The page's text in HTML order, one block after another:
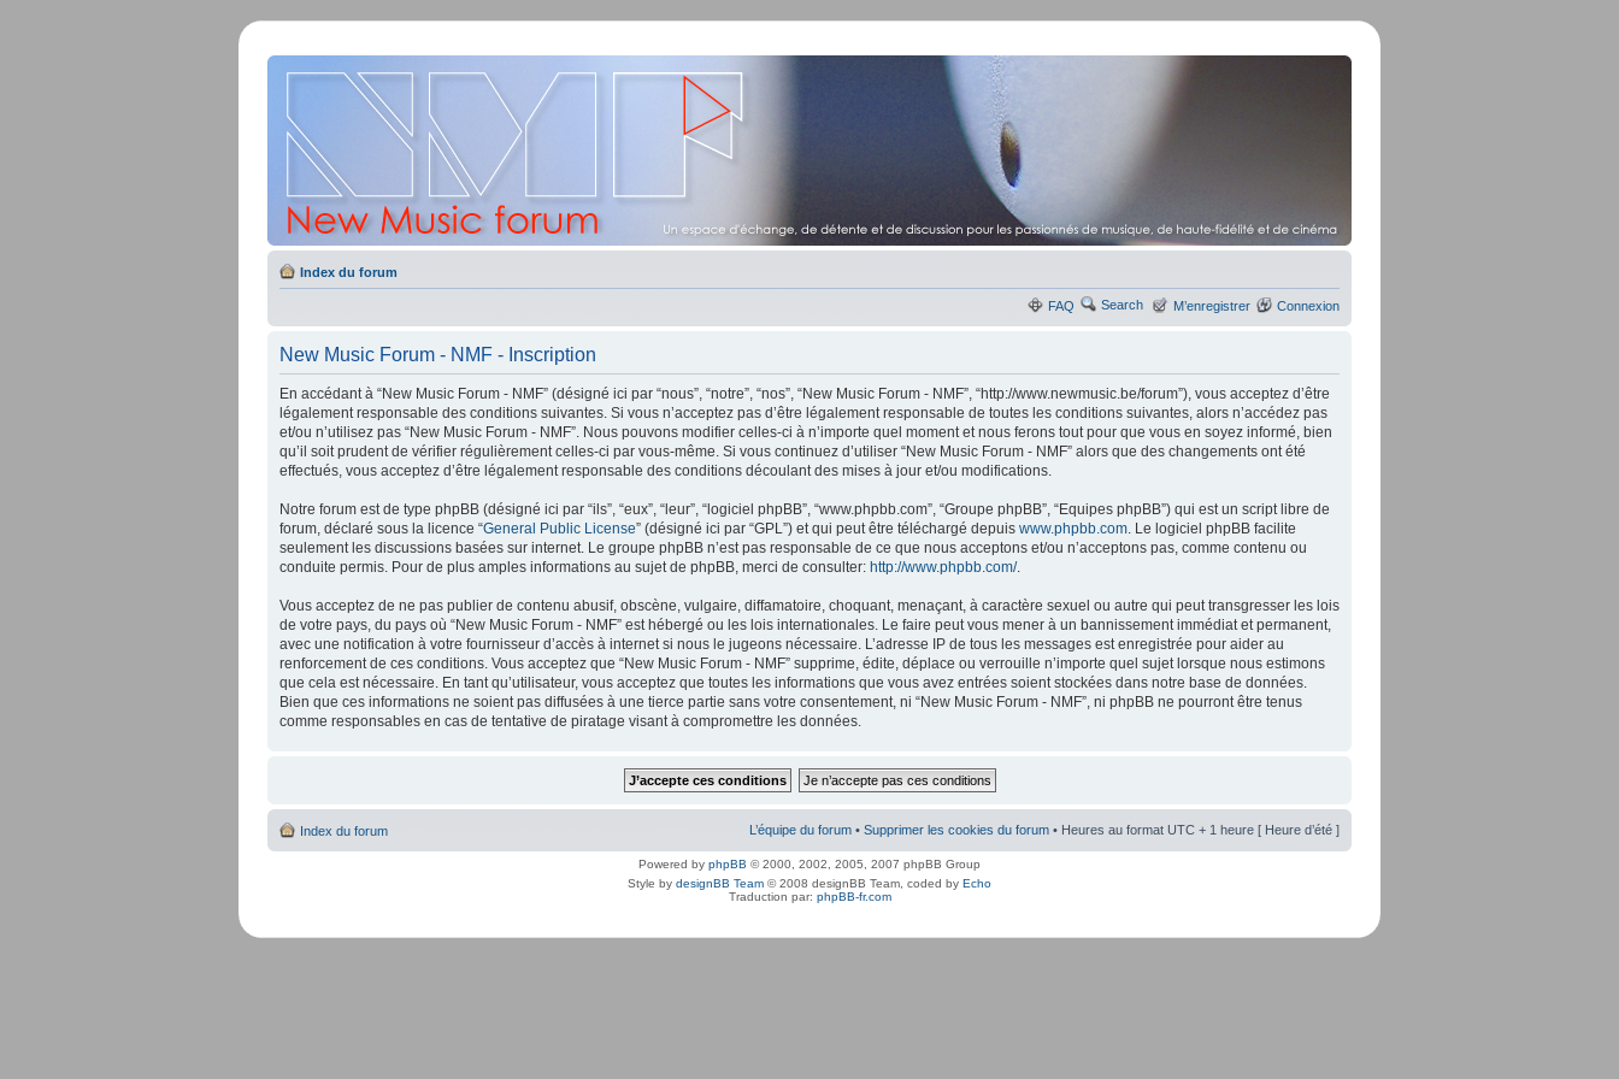
Index du forum
FAQ Search M’enregistrer Connexion
New Music Forum - NMF - Inscription
En accédant à “New Music Forum - NMF” (désigné ici par “nous”, “notre”, “nos”, “New Music Forum - NMF”, “http://www.newmusic.be/forum”), vous acceptez d’être
légalement responsable des conditions suivantes. Si vous n’acceptez pas d’être légalement responsable de toutes les conditions suivantes, alors n’accédez pas
et/ou n’utilisez pas “New Music Forum - NMF”. Nous pouvons modifier celles-ci à n’importe quel moment et nous ferons tout pour que vous en soyez informé, bien
qu’il soit prudent de vérifier régulièrement celles-ci par vous-même. Si vous continuez d’utiliser “New Music Forum - NMF” alors que des changements ont été
effectués, vous acceptez d’être légalement responsable des conditions découlant des mises à jour et/ou modifications.
Notre forum est de type phpBB (désigné ici par “ils”, “eux”, “leur”, “logiciel phpBB”, “www.phpbb.com”, “Groupe phpBB”, “Equipes phpBB”) qui est un script libre de
forum, déclaré sous la licence “General Public License” (désigné ici par “GPL”) et qui peut être téléchargé depuis www.phpbb.com. Le logiciel phpBB facilite
seulement les discussions basées sur internet. Le groupe phpBB n’est pas responsable de ce que nous acceptons et/ou n’acceptons pas, comme contenu ou
conduite permis. Pour de plus amples informations au sujet de phpBB, merci de consulter: http://www.phpbb.com/.
Vous acceptez de ne pas publier de contenu abusif, obscène, vulgaire, diffamatoire, choquant, menaçant, à caractère sexuel ou autre qui peut transgresser les lois
de votre pays, du pays où “New Music Forum - NMF” est hébergé ou les lois internationales. Le faire peut vous mener à un bannissement immédiat et permanent,
avec une notification à votre fournisseur d’accès à internet si nous le jugeons nécessaire. L’adresse IP de tous les messages est enregistrée pour aider au
renforcement de ces conditions. Vous acceptez que “New Music Forum - NMF” supprime, édite, déplace ou verrouille n’importe quel sujet lorsque nous estimons
que cela est nécessaire. En tant qu’utilisateur, vous acceptez que toutes les informations que vous avez entrées soient stockées dans notre base de données.
Bien que ces informations ne soient pas diffusées à une tierce partie sans votre consentement, ni “New Music Forum - NMF”, ni phpBB ne pourront être tenus
comme responsables en cas de tentative de piratage visant à compromettre les données.
Index du forum L’équipe du forum • Supprimer les cookies du forum • Heures au format UTC + 1 heure [ Heure d’été ]
Powered by phpBB © 2000, 2002, 2005, 2007 phpBB Group
Style by designBB Team © 2008 designBB Team, coded by Echo
Traduction par: phpBB-fr.com